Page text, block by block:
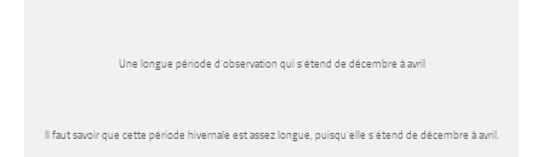
Une longue période d’observation qui s’étend de décembre à avril
Il faut savoir que cette période hivernale est assez longue, puisqu’elle s’étend de décembre à avril.